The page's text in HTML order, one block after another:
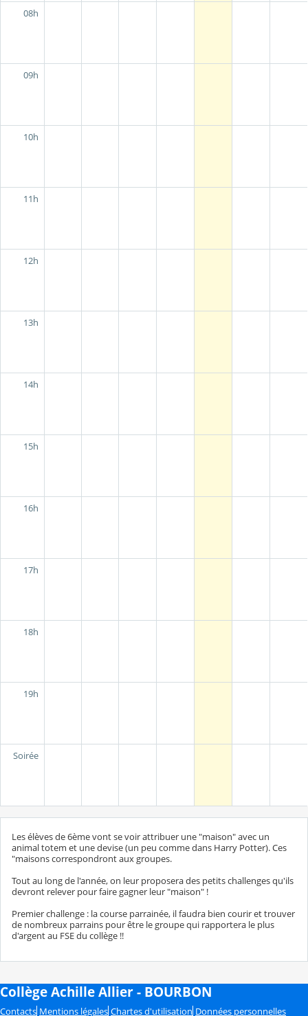
08h
09h
10h
11h
12h
13h
14h
15h
16h
17h
18h
19h
Soirée
Les élèves de 6ème vont se voir attribuer une "maison" avec un
animal totem et une devise (un peu comme dans Harry Potter). Ces
"maisons correspondront aux groupes.
Tout au long de l'année, on leur proposera des petits challenges qu'ils
devront relever pour faire gagner leur "maison" !
Premier challenge : la course parrainée, il faudra bien courir et trouver
de nombreux parrains pour être le groupe qui rapportera le plus
d'argent au FSE du collège !!
Collège Achille Allier - BOURBON
Contacts Mentions légales Chartes d'utilisation Données personnelles